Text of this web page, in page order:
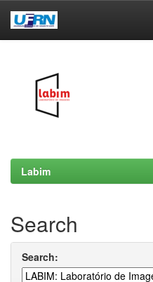
Labim
Search
Search: